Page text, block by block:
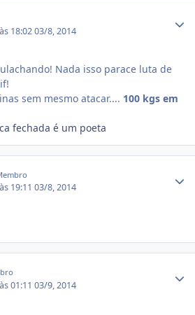
18:0203/8, 2014
Nada isso parace luta de
sem mesmo atacar.... 100 kgs em
fechada é um poeta
19:1103/8, 2014
01:1103/9, 2014